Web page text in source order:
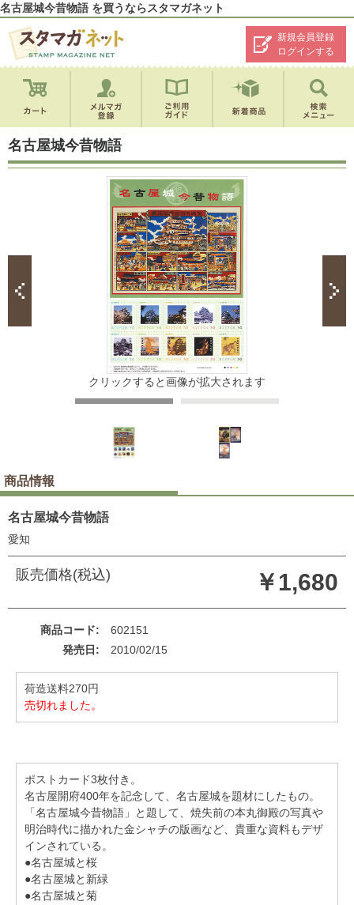
名古屋城今昔物語 を買うならスタマガネット
新規会員登録
ログインする
名古屋城今昔物語
クリックすると画像が拡大されます
商品情報
名古屋城今昔物語
愛知
販売価格(税込) ￥1,680
商品コード
602151
発売日
2010/02/15
荷造送料270円
売切れました。
ポストカード3枚付き。
名古屋開府400年を記念して、名古屋城を題材にしたもの。
「名古屋城今昔物語」と題して、焼失前の本丸御殿の写真や
明治時代に描かれた金シャチの版画など、貴重な資料もデザ
インされている。
●名古屋城と桜
●名古屋城と新緑
●名古屋城と菊